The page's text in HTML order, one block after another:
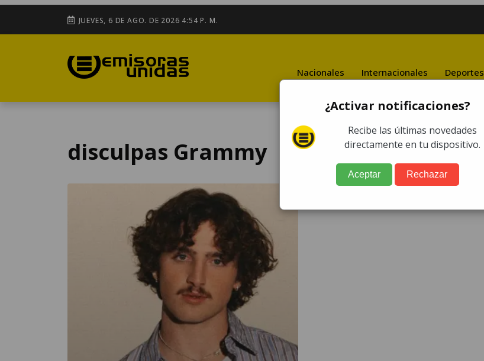
JUEVES, 6 DE AGO. DE 2026 4:54 P. M.
Nacionales Internacionales Deportes
disculpas Grammy
¿Activar notificaciones?
Recibe las últimas novedades
directamente en tu dispositivo.
Aceptar Rechazar